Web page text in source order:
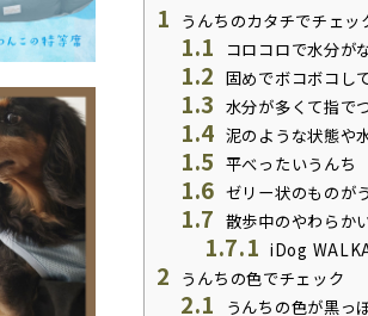
1 うんちのカタチでチェッ
1.1 コロコロで水分が
1.2 固めでボコボコし
1.3 水分が多くて指で
1.4 泥のような状態や
1.5 平べったいうんち
1.6 ゼリー状のものが
1.7 散歩中のやわらか
1.7.1 iDog
2 うんちの色でチェック
2.1 うんちの色が黒っ